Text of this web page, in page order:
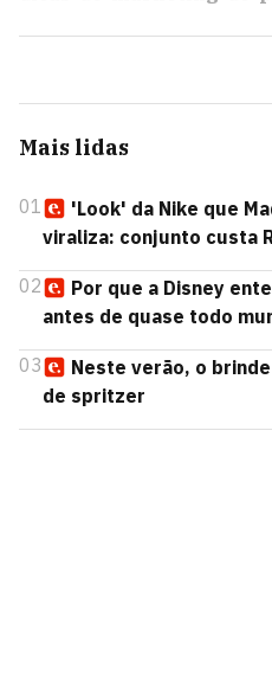
Mais lidas
01
'Look' da Nike que
viraliza: conjunto custa
02
Por que a Disney
antes de quase todo
03
Neste verão, o
de spritzer